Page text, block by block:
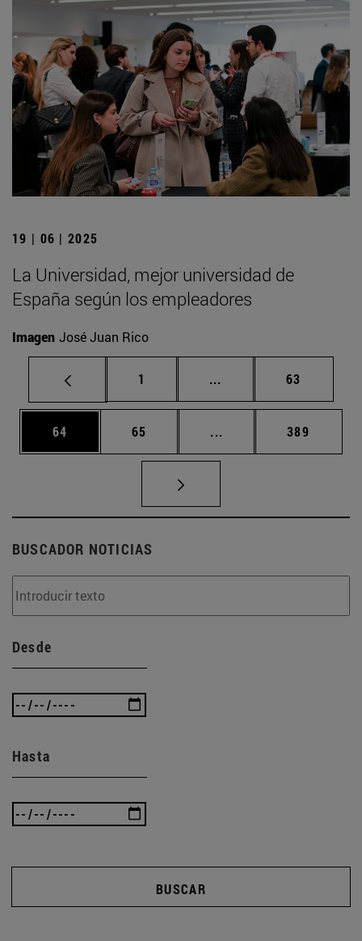
19 | 06 | 2025
La Universidad, mejor universidad de
España según los empleadores
Imagen José Juan Rico
Página
1 ... Páginas intermedias
Página
63
Página
64 Página
65 ... Páginas intermedias
Página
389
BUSCADOR NOTICIAS
Desde
Hasta
BUSCAR